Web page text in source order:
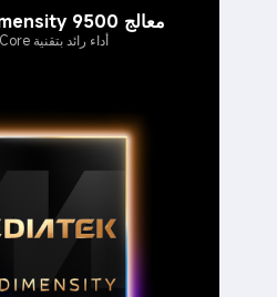
معالج MediaTek Dimensity 9500
أداء رائد بتقنية All-Big-Core